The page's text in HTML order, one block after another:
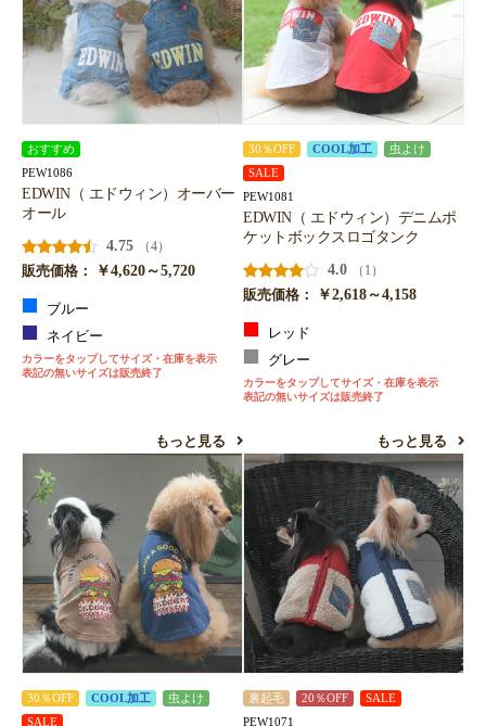
おすすめ
PEW1086
EDWIN（ エドウィン）オーバー
オール
4.75
（4）
販売価格：
￥4,620～5,720
ブルー
ネイビー
カラーをタップしてサイズ・在庫を表示
表記の無いサイズは販売終了
もっと見る
30％OFF COOL加工
虫よけ
SALE
PEW1081
EDWIN（ エドウィン）デニムポ
ケットボックスロゴタンク
4.0
（1）
販売価格：
￥2,618～4,158
レッド
グレー
カラーをタップしてサイズ・在庫を表示
表記の無いサイズは販売終了
もっと見る
30％OFF COOL加工
虫よけ
SALE
裏起毛 20％OFF SALE
PEW1071